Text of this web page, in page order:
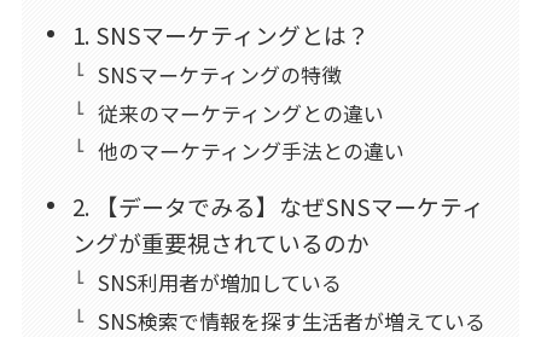
1. SNSマーケティングとは？
SNSマーケティングの特徴
従来のマーケティングとの違い
他のマーケティング手法との違い
2. 【データでみる】なぜSNSマーケティ
ングが重要視されているのか
SNS利用者が増加している
SNS検索で情報を探す生活者が増えている